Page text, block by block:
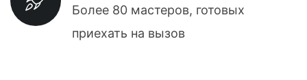
Более 80 мастеров, готовых
приехать на вызов